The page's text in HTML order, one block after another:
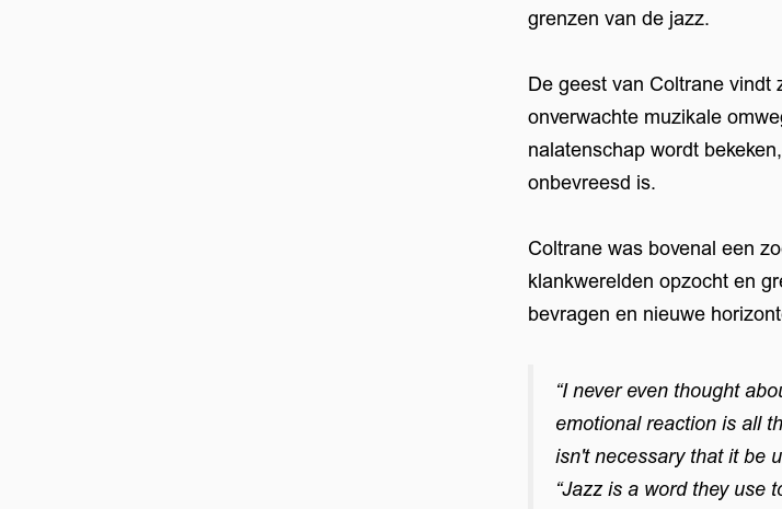
grenzen van de jazz.
De geest van Coltrane vindt
onverwachte muzikale
nalatenschap wordt
onbevreesd is.
Coltrane was bovenal een
klankwerelden opzocht en
bevragen en nieuwe
“I never even thought
emotional reaction is all
isn't necessary that it be
“Jazz is a word they use